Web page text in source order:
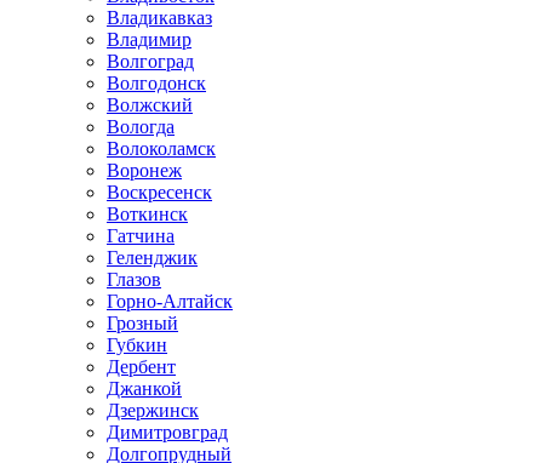
Владикавказ
Владимир
Волгоград
Волгодонск
Волжский
Вологда
Волоколамск
Воронеж
Воскресенск
Воткинск
Гатчина
Геленджик
Глазов
Горно-Алтайск
Грозный
Губкин
Дербент
Джанкой
Дзержинск
Димитровград
Долгопрудный